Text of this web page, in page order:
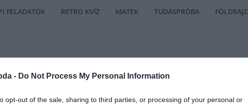
- Do Not Process My Personal Information
opt-out of the sale, sharing to third parties, or processing of your personal or
FELADATOK RETRO KVÍZ MATEK TUDÁSPRÓBA FÖLDRAJZ
Uruguayt – összefoglaló